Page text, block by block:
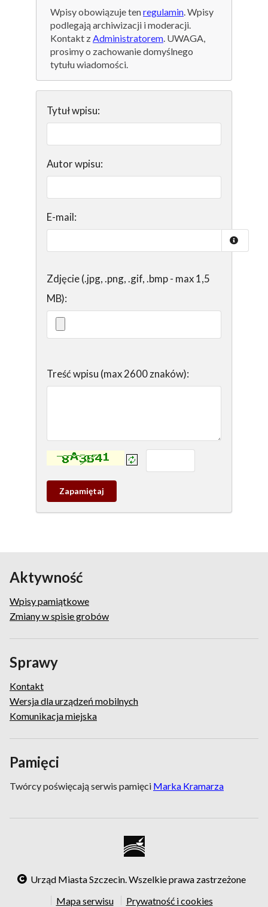
Wpisy obowiązuje tenregulamin . Wpisy
podlegają archiwizacji i moderacji.
Kontakt z Administratorem . UWAGA,
prosimy o zachowanie domyślnego
tytułu wiadomości.
Tytuł wpisu:
Autor wpisu:
E-mail:
Zdjęcie (.jpg, .png, .gif, .bmp - max 1,5
MB):
Treść wpisu (max 2600 znaków):
Kontrola - wprowadź tekst z obrazka:
Zapamietaj
wpis
Aktywność
Wpisy pamiątkowe
Zmiany w spisie grobów
Sprawy
Kontakt
Wersja dla urządzeń mobilnych
Komunikacja miejska
Pamięci
Twórcy poświęcają serwis pamięci Marka Kramarza
Urząd Miasta Szczecin. Wszelkie prawa zastrzeżone
Mapa serwisu
Prywatność i cookies